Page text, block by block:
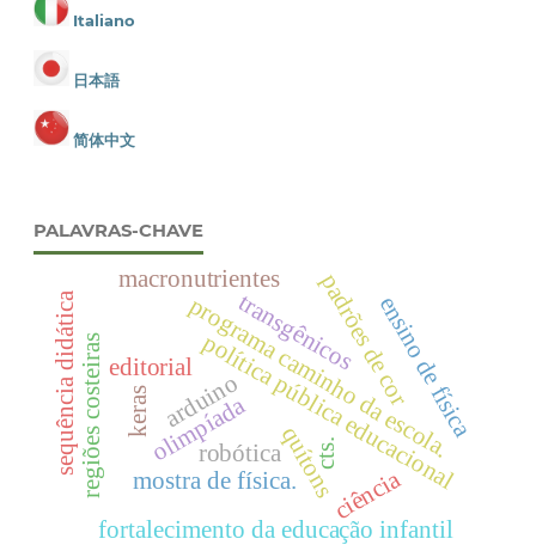
Italiano
日本語
简体中文
PALAVRAS-CHAVE
editorial
olimpíada
política pública educacional
programa caminho da escola.
padrões de cor
quítons
regiões costeiras robótica
keras
fortalecimento da educação infantil
mostra de física.
sequência didática transgênicos
cts.
ensino de física
ciência
macronutrientes
arduino